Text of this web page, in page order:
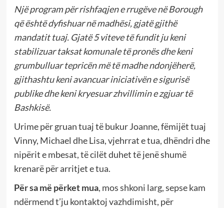
Një program për rishfaqjen e rrugëve në Borough
që është dyfishuar në madhësi, gjatë gjithë
mandatit tuaj. Gjatë 5 viteve të fundit ju keni
stabilizuar taksat komunale të pronës dhe keni
grumbulluar tepricën më të madhe ndonjëherë,
gjithashtu keni avancuar iniciativën e sigurisë
publike dhe keni kryesuar zhvillimin e zgjuar të
Bashkisë.
Urime për gruan tuaj të bukur Joanne, fëmijët tuaj
Vinny, Michael dhe Lisa, vjehrrat e tua, dhëndri dhe
nipërit e mbesat, të cilët duhet të jenë shumë
krenarë për arritjet e tua.
Për sa më përket mua, mos shkoni larg, sepse kam
ndërmend t’ju kontaktoj vazhdimisht, për